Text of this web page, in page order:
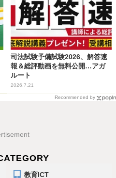
司法試験予備試験2026、解答速
報＆総評動画を無料公開…アガ
ルート
2026.7.21
Recommended by
教育ICT